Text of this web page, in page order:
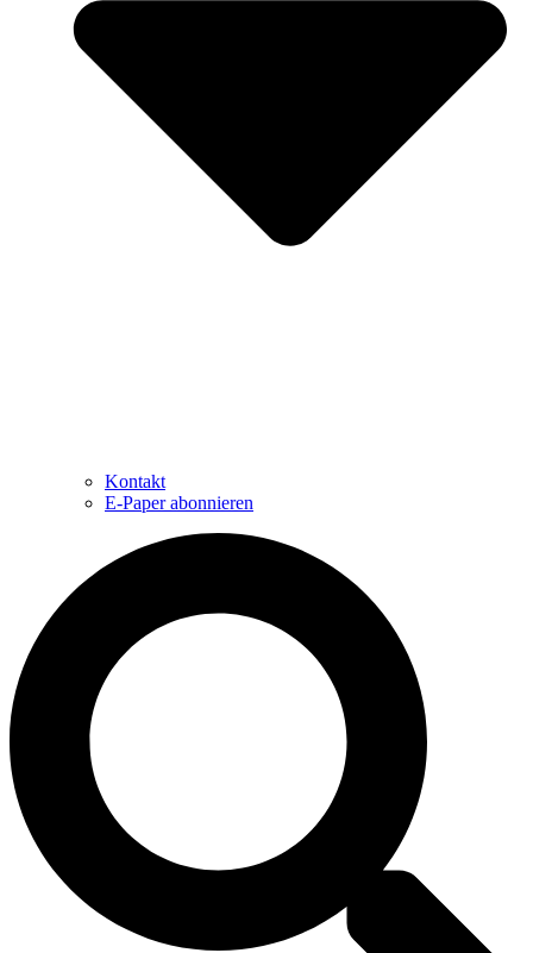
Kontakt
E-Paper abonnieren